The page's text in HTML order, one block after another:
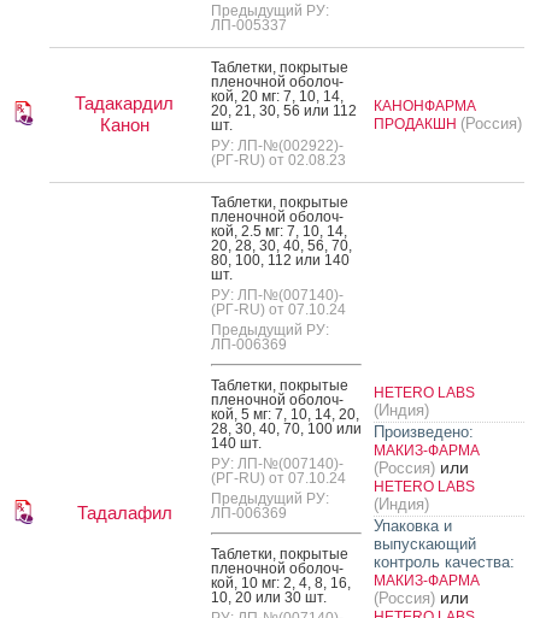
Предыдущий РУ:
ЛП-005337
Тадакардил
Канон
Таб­летки, пок­ры­тые
пле­ноч­ной обо­лоч­
кой, 20 мг: 7, 10, 14,
20, 21, 30, 56 или 112
шт.
РУ: ЛП-№(002922)-
(РГ-RU) от 02.08.23
КАНОНФАРМА
ПРОДАКШН (Россия)
Тадалафил
Таб­летки, пок­ры­тые
пле­ноч­ной обо­лоч­
кой, 2.5 мг: 7, 10, 14,
20, 28, 30, 40, 56, 70,
80, 100, 112 или 140
шт.
РУ: ЛП-№(007140)-
(РГ-RU) от 07.10.24
Предыдущий РУ:
ЛП-006369
Таб­летки, пок­ры­тые
пле­ноч­ной обо­лоч­
кой, 5 мг: 7, 10, 14, 20,
28, 30, 40, 70, 100 или
140 шт.
РУ: ЛП-№(007140)-
(РГ-RU) от 07.10.24
Предыдущий РУ:
ЛП-006369
Таб­летки, пок­ры­тые
пле­ноч­ной обо­лоч­
кой, 10 мг: 2, 4, 8, 16,
10, 20 или 30 шт.
HETERO LABS
(Индия)
Произведено:
МАКИЗ-ФАРМА
(Россия) или
HETERO LABS
(Индия)
Упаковка и
выпускающий
контроль качества:
МАКИЗ-ФАРМА
(Россия) или